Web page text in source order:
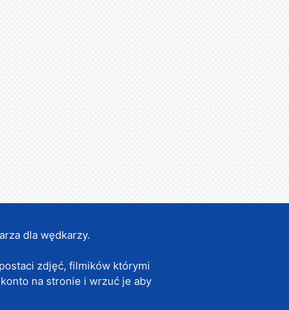
dla wędkarzy.
zdjęć, filmików którymi
na stronie i wrzuć je aby